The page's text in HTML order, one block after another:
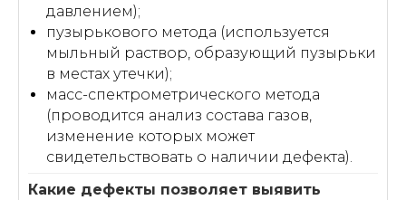
давлением);
пузырькового метода (используется
мыльный раствор, образующий пузырьки
в местах утечки);
масс-спектрометрического метода
(проводится анализ состава газов,
изменение которых может
свидетельствовать о наличии дефекта).